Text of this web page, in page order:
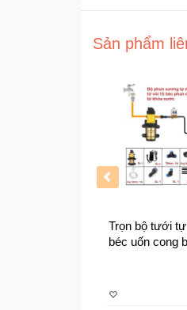
Sản phẩm
Trọn bộ tưới
béc uốn cong